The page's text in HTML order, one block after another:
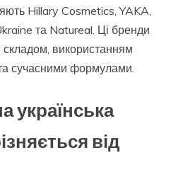
Hillary Cosmetics, YAKA,
та Natureal. Ці бренди
складом, використанням
сучасними формулами.
українська
від